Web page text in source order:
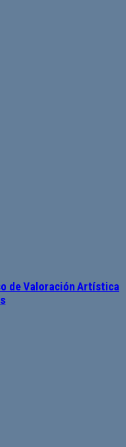
de Valoración Artística